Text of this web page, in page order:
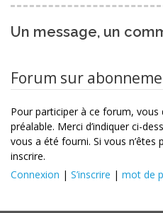
Un message, un
Forum sur
Pour participer à ce forum, vous
préalable. Merci d’indiquer ci-
vous a été fourni. Si vous
inscrire.
Connexion | S’inscrire | mot de